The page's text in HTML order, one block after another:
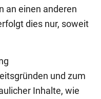
an einen anderen
dies nur, soweit
und zum
Inhalte, wie